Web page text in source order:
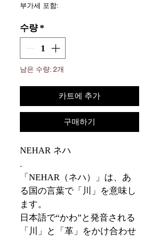
부가세 포함:
수량 *
남은 수량: 2개
카트에 추가
구매하기
NEHAR ネハ
.
「NEHAR（ネハ）」は、あ
る国の言葉で「川」を意味し
ます。
日本語で“かわ”と発音される
「川」と「革」をかけ合わせ